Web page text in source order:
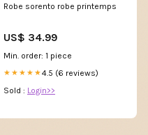
Robe sorento robe printemps
US$ 34.99
Min. order: 1 piece
★★★★★4.5 (6 reviews)
Sold : Login>>